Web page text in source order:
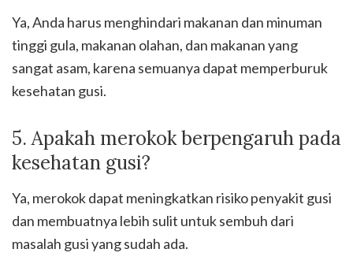
Ya, Anda harus menghindari makanan dan minuman
tinggi gula, makanan olahan, dan makanan yang
sangat asam, karena semuanya dapat memperburuk
kesehatan gusi.
5. Apakah merokok berpengaruh pada
kesehatan gusi?
Ya, merokok dapat meningkatkan risiko penyakit gusi
dan membuatnya lebih sulit untuk sembuh dari
masalah gusi yang sudah ada.